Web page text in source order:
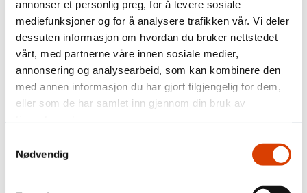
annonser et personlig preg, for å levere sosiale
mediefunksjoner og for å analysere trafikken vår. Vi deler
dessuten informasjon om hvordan du bruker nettstedet
vårt, med partnerne våre innen sosiale medier,
annonsering og analysearbeid, som kan kombinere den
med annen informasjon du har gjort tilgjengelig for dem,
eller som de har samlet inn gjennom din bruk av
Nødvendig